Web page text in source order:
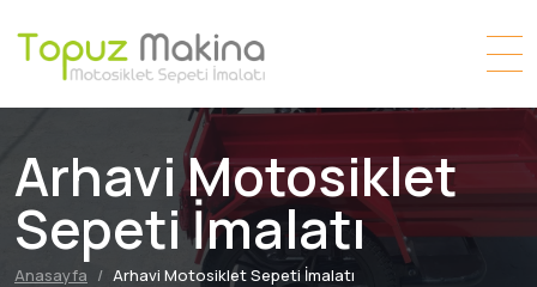
Arhavi Motosiklet
Sepeti İmalatı
Anasayfa Arhavi Motosiklet Sepeti İmalatı